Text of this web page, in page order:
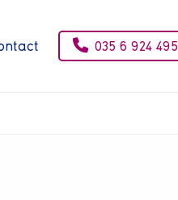
035 6 924 495